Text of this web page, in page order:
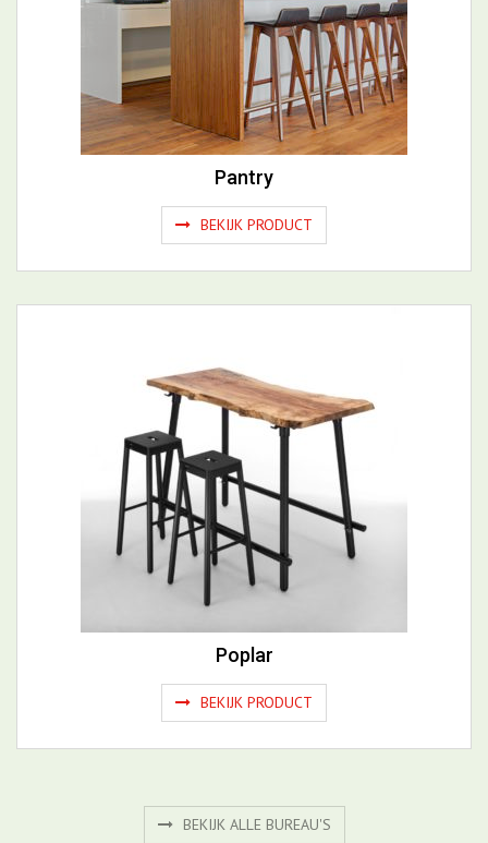
Pantry
BEKIJK PRODUCT
Poplar
BEKIJK PRODUCT
BEKIJK ALLE BUREAU'S